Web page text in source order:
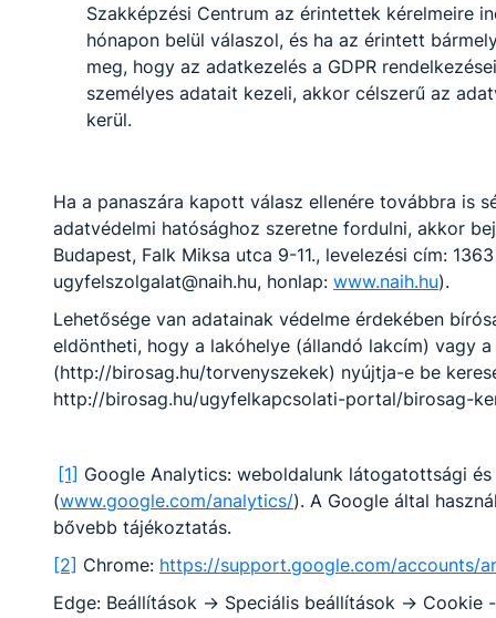
Szakképzési Centrum az érintettek kérelmeire
hónapon belül válaszol, és ha az érintett
meg, hogy az adatkezelés a GDPR
személyes adatait kezeli, akkor célszerű az
kerül.
Ha a panaszára kapott válasz ellenére továbbra is
adatvédelmi hatósághoz szeretne fordulni, akkor
Budapest, Falk Miksa utca 9-11., levelezési cím:
ugyfelszolgalat@naih.hu, honlap: www.naih.hu).
Lehetősége van adatainak védelme érdekében
eldöntheti, hogy a lakóhelye (állandó lakcím) vagy
(http://birosag.hu/torvenyszekek) nyújtja-e be
http://birosag.hu/ugyfelkapcsolati-portal/birosag-
[1] Google Analytics: weboldalunk látogatottsági
(www.google.com/analytics/). A Google által
bővebb tájékoztatás.
[2] Chrome: https://support.google.com/accounts/
Edge: Beállítások -> Speciális beállítások ->